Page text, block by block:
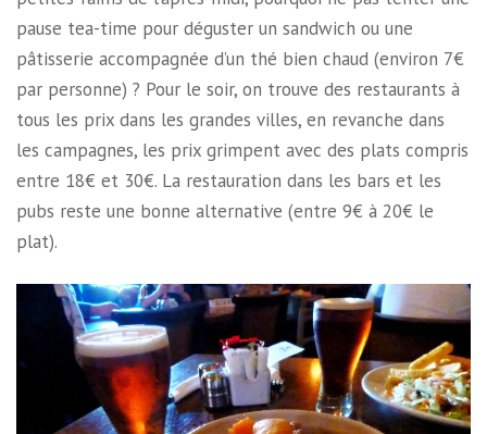
pause tea-time pour déguster un sandwich ou une
pâtisserie accompagnée d’un thé bien chaud (environ 7€
par personne) ? Pour le soir, on trouve des restaurants à
tous les prix dans les grandes villes, en revanche dans
les campagnes, les prix grimpent avec des plats compris
entre 18€ et 30€. La restauration dans les bars et les
pubs reste une bonne alternative (entre 9€ à 20€ le
plat).